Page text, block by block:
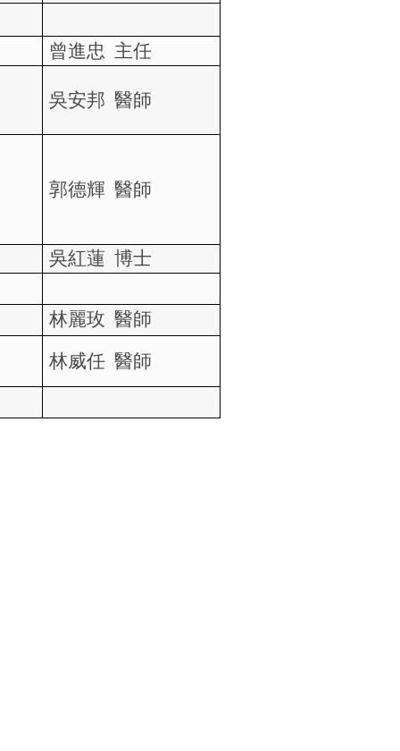
曾進忠 主任
吳安邦 醫師
郭德輝 醫師
吳紅蓮 博士
林麗玫 醫師
林威任 醫師